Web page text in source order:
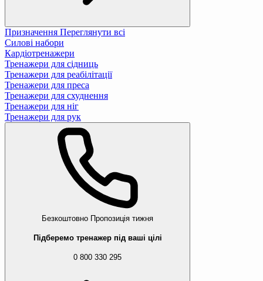
Призначення Переглянути всі
Силові набори
Кардіотренажери
Тренажери для сідниць
Тренажери для реабілітації
Тренажери для преса
Тренажери для схуднення
Тренажери для ніг
Тренажери для рук
Безкоштовно Пропозиція тижня
Підберемо тренажер під ваші цілі
0 800 330 295